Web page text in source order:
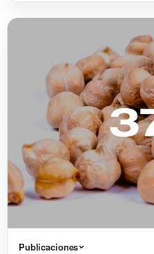
Publicaciones